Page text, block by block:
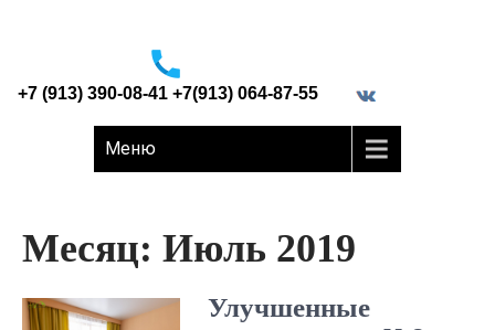
+7 (913) 390-08-41 +7(913) 064-87-55
Меню
Месяц: Июль 2019
Улучшенные